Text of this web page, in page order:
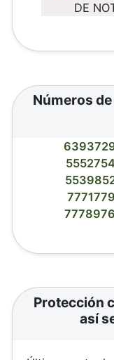
DE
Números
Protección
así